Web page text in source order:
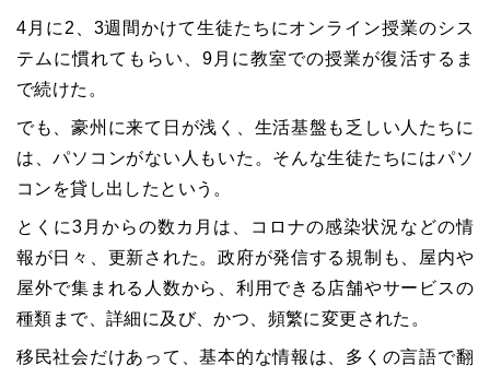
4月に2、3週間かけて生徒たちにオンライン授業のシス
テムに慣れてもらい、9月に教室での授業が復活するま
で続けた。
でも、豪州に来て日が浅く、生活基盤も乏しい人たちに
は、パソコンがない人もいた。そんな生徒たちにはパソ
コンを貸し出したという。
とくに3月からの数カ月は、コロナの感染状況などの情
報が日々、更新された。政府が発信する規制も、屋内や
屋外で集まれる人数から、利用できる店舗やサービスの
種類まで、詳細に及び、かつ、頻繁に変更された。
移民社会だけあって、基本的な情報は、多くの言語で翻